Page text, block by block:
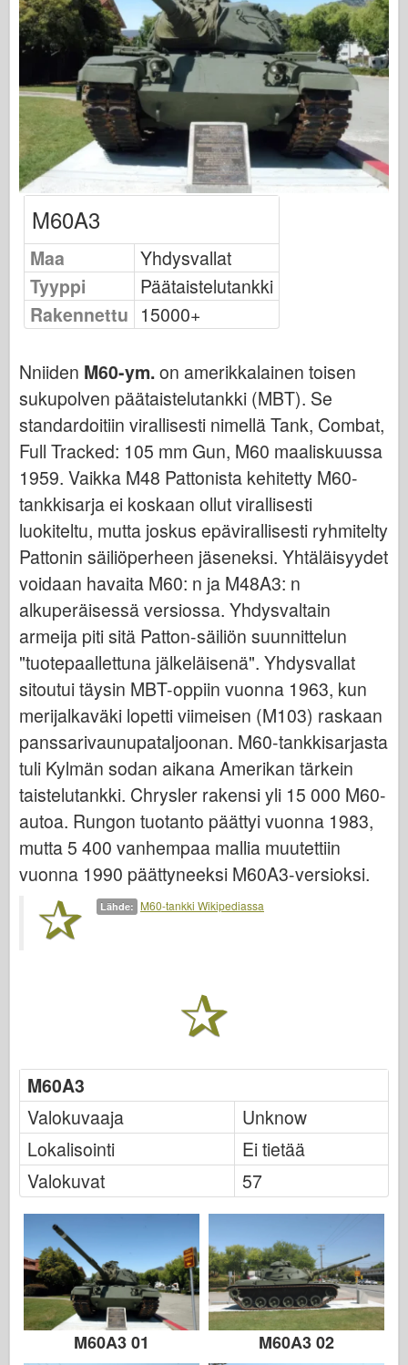
Osprey-julkaisu
Laivueen signaali
Tankpower
Kuorma-autot & säiliöt
Waffen-Arsenal
Wydawnictwo Militaria
Academy
Ace Mallit
AFV-klubi
Airfix-korjaus
Ilmavoimat
Musta koira
Bronco
Kyberharrastus
Dnepromodel
Dragon
Eduard
E.T. Malli
Hienot muotit
Valorin voimat
Friulmodel
Hasegawa
Heller
HobbyBoss-ylle
IBG-mallit
Icm
Italeri
Legenda
Meng-malli
Tamiya
Tristar
Kirjoja
Dvd
Meihin yhteyttä
Le-lehti
Sarjat
M60A3
Maa
Yhdysvallat
Tyyppi
Päätaistelutankki
Rakennettu 15000+
Nniiden M60-ym.on amerikkalainen toisen
sukupolven päätaistelutankki (MBT). Se
standardoitiin virallisesti nimellä Tank, Combat,
Full Tracked: 105 mm Gun, M60 maaliskuussa
1959. Vaikka M48 Pattonista kehitetty M60-
tankkisarja ei koskaan ollut virallisesti
luokiteltu, mutta joskus epävirallisesti ryhmitelty
Pattonin säiliöperheen jäseneksi. Yhtäläisyydet
voidaan havaita M60: n ja M48A3: n
alkuperäisessä versiossa. Yhdysvaltain
armeija piti sitä Patton-säiliön suunnittelun
"tuotepaallettuna jälkeläisenä". Yhdysvallat
sitoutui täysin MBT-oppiin vuonna 1963, kun
merijalkaväki lopetti viimeisen (M103) raskaan
panssarivaunupataljoonan. M60-tankkisarjasta
tuli Kylmän sodan aikana Amerikan tärkein
taistelutankki. Chrysler rakensi yli 15 000 M60-
autoa. Rungon tuotanto päättyi vuonna 1983,
mutta 5 400 vanhempaa mallia muutettiin
vuonna 1990 päättyneeksi M60A3-versioksi.
Lähde: M60-tankki Wikipediassa
M60A3
Valokuvaaja
Unknow
Lokalisointi
Ei tietää
Valokuvat
57
M60A3 01 M60A3 02